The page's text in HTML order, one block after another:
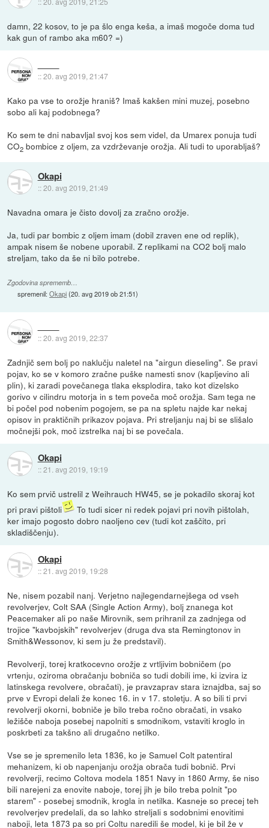
damn, 22 kosov, to je pa šlo enga keša, a imaš mogoče doma tud
kak gun of rambo aka m60? =)
::20. avg 2019, 21:47
Kako pa vse to orožje hraniš? Imaš kakšen mini muzej, posebno
sobo ali kaj podobnega?
Ko sem te dni nabavljal svoj kos sem videl, da Umarex ponuja tudi
CO2 bombice z oljem, za vzdrževanje orožja. Ali tudi to uporabljaš?
Okapi
::20. avg 2019, 21:49
Navadna omara je čisto dovolj za zračno orožje.
Ja, tudi par bombic z oljem imam (dobil zraven ene od replik),
ampak nisem še nobene uporabil. Z replikami na CO2 bolj malo
streljam, tako da še ni bilo potrebe.
Zgodovina sprememb…
spremenil:Okapi(20. avg 2019 ob 21:51)
::20. avg 2019, 22:37
Zadnjič sem bolj po naklučju naletel na "airgun dieseling". Se pravi
pojav, ko se v komoro zračne puške namesti snov (kapljevino ali
plin), ki zaradi povečanega tlaka eksplodira, tako kot dizelsko
gorivo v cilindru motorja in s tem poveča moč orožja. Sam tega ne
bi počel pod nobenim pogojem, se pa na spletu najde kar nekaj
opisov in praktičnih prikazov pojava. Pri streljanju naj bi se slišalo
močnejši pok, moč izstrelka naj bi se povečala.
Okapi
::21. avg 2019, 19:19
Ko sem prvič ustrelil z Weihrauch HW45, se je pokadilo skoraj kot
pri pravi pištoli
To tudi sicer ni redek pojavi pri novih pištolah,
ker imajo pogosto dobro naoljeno cev (tudi kot zaščito, pri
skladiščenju).
Okapi
::21. avg 2019, 19:28
Ne, nisem pozabil nanj. Verjetno najlegendarnejšega od vseh
revolverjev, Colt SAA (Single Action Army), bolj znanega kot
Peacemaker ali po naše Mirovnik, sem prihranil za zadnjega od
trojice "kavbojskih" revolverjev (druga dva sta Remingtonov in
Smith&Wessonov, ki sem ju že predstavil).
Revolverji, torej kratkocevno orožje z vrtljivim bobničem (po
vrtenju, oziroma obračanju bobniča so tudi dobili ime, ki izvira iz
latinskega revolvere, obračati), je pravzaprav stara iznajdba, saj so
prve v Evropi delali že konec 16. in v 17. stoletju. A so bili ti prvi
revolverji okorni, bobniče je bilo treba ročno obračati, in vsako
ležišče naboja posebej napolniti s smodnikom, vstaviti kroglo in
poskrbeti za takšno ali drugačno netilko.
Vse se je spremenilo leta 1836, ko je Samuel Colt patentiral
mehanizem, ki ob napenjanju orožja obrača tudi bobnič. Prvi
revolverji, recimo Coltova modela 1851 Navy in 1860 Army, še niso
bili narejeni za enovite naboje, torej jih je bilo treba polnit "po
starem" - posebej smodnik, krogla in netilka. Kasneje so precej teh
revolverjev predelali, da so lahko streljali s sodobnimi enovitimi
naboji, leta 1873 pa so pri Coltu naredili še model, ki je bil že v